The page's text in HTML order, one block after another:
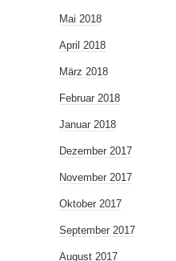
Mai 2018
April 2018
März 2018
Februar 2018
Januar 2018
Dezember 2017
November 2017
Oktober 2017
September 2017
August 2017